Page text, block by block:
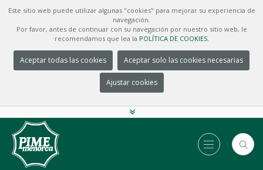
Este sitio web puede utilizar algunas "cookies" para mejorar su experiencia de
navegación.
Por favor, antes de continuar con su navegación por nuestro sitio web, le
recomendamos que lea la POLÍTICA DE COOKIES.
Aceptar todas las cookies Aceptar solo las cookies necesarias
Ajustar cookies